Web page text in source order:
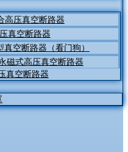
高压真空断路器
真空断路器
真空断路器（看门狗）
磁式高压真空断路器
真空断路器